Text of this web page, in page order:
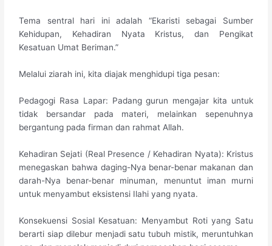
Tema sentral hari ini adalah “Ekaristi sebagai Sumber
Kehidupan, Kehadiran Nyata Kristus, dan Pengikat
Kesatuan Umat Beriman.”
Melalui ziarah ini, kita diajak menghidupi tiga pesan:
​Pedagogi Rasa Lapar: Padang gurun mengajar kita untuk
tidak bersandar pada materi, melainkan sepenuhnya
bergantung pada firman dan rahmat Allah.
​Kehadiran Sejati (Real Presence / Kehadiran Nyata): Kristus
menegaskan bahwa daging-Nya benar-benar makanan dan
darah-Nya benar-benar minuman, menuntut iman murni
untuk menyambut eksistensi Ilahi yang nyata.
​Konsekuensi Sosial Kesatuan: Menyambut Roti yang Satu
berarti siap dilebur menjadi satu tubuh mistik, meruntuhkan